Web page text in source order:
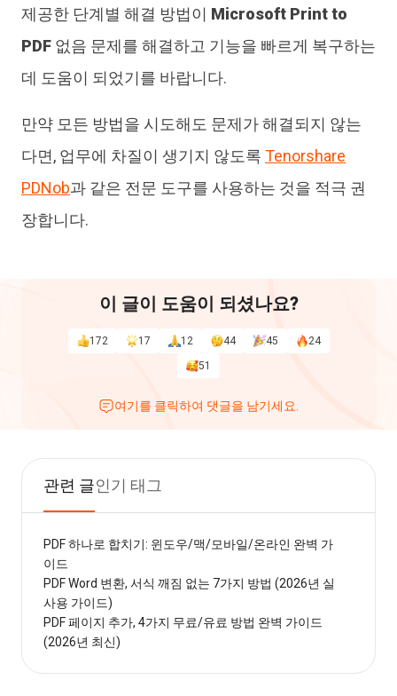
제공한 단계별 해결 방법이 Microsoft Print to
PDF 없음 문제를 해결하고 기능을 빠르게 복구하는
데 도움이 되었기를 바랍니다.
만약 모든 방법을 시도해도 문제가 해결되지 않는
다면, 업무에 차질이 생기지 않도록 Tenorshare
PDNob과 같은 전문 도구를 사용하는 것을 적극 권
장합니다.
이 글이 도움이 되셨나요?
172 17 12 44 45
24
51
여기를 클릭하여 댓글을 남기세요.
관련 글인기 태그
PDF 하나로 합치기: 윈도우/맥/모바일/온라인 완벽 가
이드
PDF Word 변환, 서식 깨짐 없는 7가지 방법 (2026년 실
사용 가이드)
PDF 페이지 추가, 4가지 무료/유료 방법 완벽 가이드
(2026년 최신)